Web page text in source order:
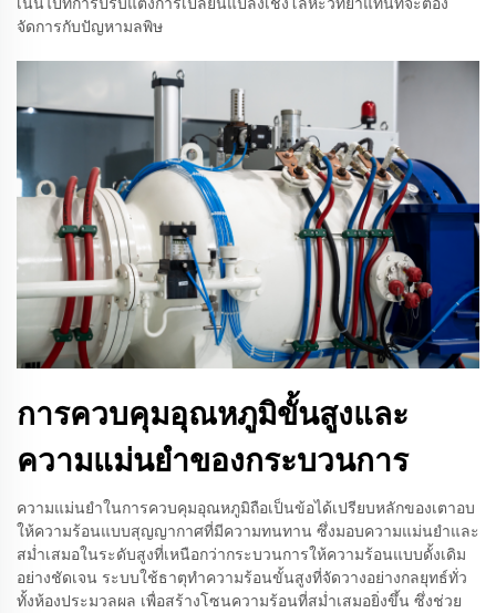
จัดการกับปัญหามลพิษ
การควบคุมอุณหภูมิขั้นสูงและ
ความแม่นยำของกระบวนการ
ความแม่นยำในการควบคุมอุณหภูมิถือเป็นข้อได้เปรียบหลักของเตาอบ
ให้ความร้อนแบบสุญญากาศที่มีความทนทาน ซึ่งมอบความแม่นยำและ
สม่ำเสมอในระดับสูงที่เหนือกว่ากระบวนการให้ความร้อนแบบดั้งเดิม
อย่างชัดเจน ระบบใช้ธาตุทำความร้อนขั้นสูงที่จัดวางอย่างกลยุทธ์ทั่ว
ทั้งห้องประมวลผล เพื่อสร้างโซนความร้อนที่สม่ำเสมอยิ่งขึ้น ซึ่งช่วย